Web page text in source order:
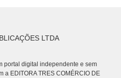
LTDA
portal digital independente e sem
a EDITORA TRES COMÉRCIO DE